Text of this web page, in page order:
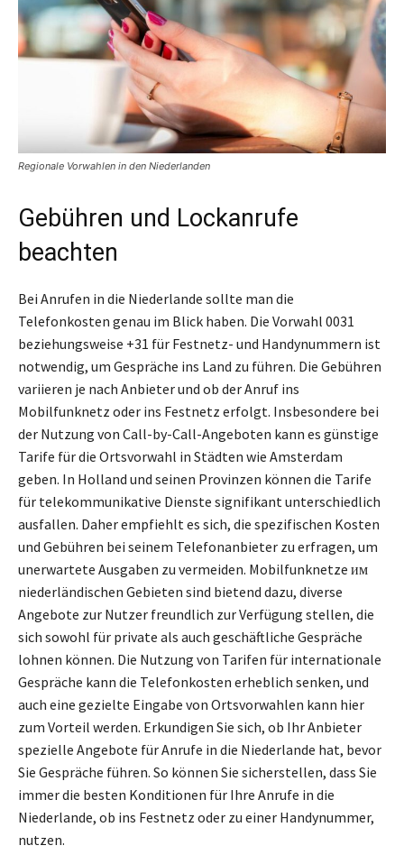
Regionale Vorwahlen in den Niederlanden
Gebühren und Lockanrufe
beachten
Bei Anrufen in die Niederlande sollte man die
Telefonkosten genau im Blick haben. Die Vorwahl 0031
beziehungsweise +31 für Festnetz- und Handynummern ist
notwendig, um Gespräche ins Land zu führen. Die Gebühren
variieren je nach Anbieter und ob der Anruf ins
Mobilfunknetz oder ins Festnetz erfolgt. Insbesondere bei
der Nutzung von Call-by-Call-Angeboten kann es günstige
Tarife für die Ortsvorwahl in Städten wie Amsterdam
geben. In Holland und seinen Provinzen können die Tarife
für telekommunikative Dienste signifikant unterschiedlich
ausfallen. Daher empfiehlt es sich, die spezifischen Kosten
und Gebühren bei seinem Telefonanbieter zu erfragen, um
unerwartete Ausgaben zu vermeiden. Mobilfunknetze им
niederländischen Gebieten sind bietend dazu, diverse
Angebote zur Nutzer freundlich zur Verfügung stellen, die
sich sowohl für private als auch geschäftliche Gespräche
lohnen können. Die Nutzung von Tarifen für internationale
Gespräche kann die Telefonkosten erheblich senken, und
auch eine gezielte Eingabe von Ortsvorwahlen kann hier
zum Vorteil werden. Erkundigen Sie sich, ob Ihr Anbieter
spezielle Angebote für Anrufe in die Niederlande hat, bevor
Sie Gespräche führen. So können Sie sicherstellen, dass Sie
immer die besten Konditionen für Ihre Anrufe in die
Niederlande, ob ins Festnetz oder zu einer Handynummer,
nutzen.